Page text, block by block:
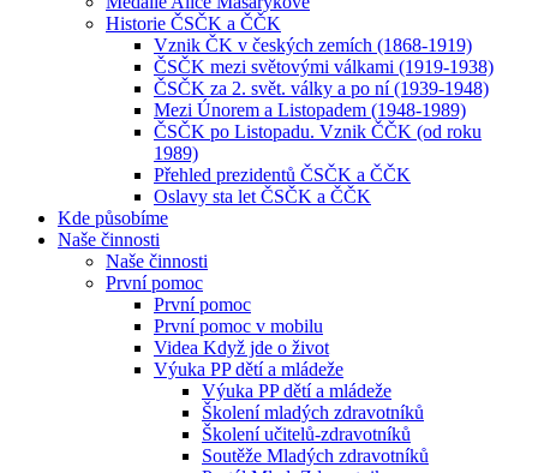
Historie ČSČK a ČČK
Vznik ČK v českých zemích (1868-1919)
ČSČK mezi světovými válkami (1919-1938)
ČSČK za 2. svět. války a po ní (1939-1948)
Mezi Únorem a Listopadem (1948-1989)
ČSČK po Listopadu. Vznik ČČK (od roku
1989)
Přehled prezidentů ČSČK a ČČK
Oslavy sta let ČSČK a ČČK
Kde působíme
Naše činnosti
Naše činnosti
První pomoc
První pomoc
První pomoc v mobilu
Videa Když jde o život
Výuka PP dětí a mládeže
Výuka PP dětí a mládeže
Školení mladých zdravotníků
Školení učitelů-zdravotníků
Soutěže Mladých zdravotníků